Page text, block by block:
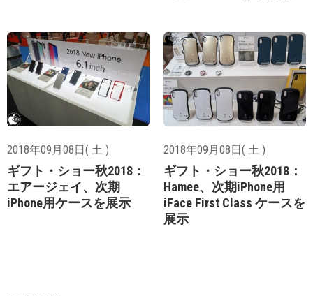
2018年09月08日( 土 )
ギフト・ショー秋2018：
エアージェイ、次期
iPhone用ケースを展示
2018年09月08日( 土 )
ギフト・ショー秋2018：
Hamee、次期iPhone用
iFace First Class ケースを
展示